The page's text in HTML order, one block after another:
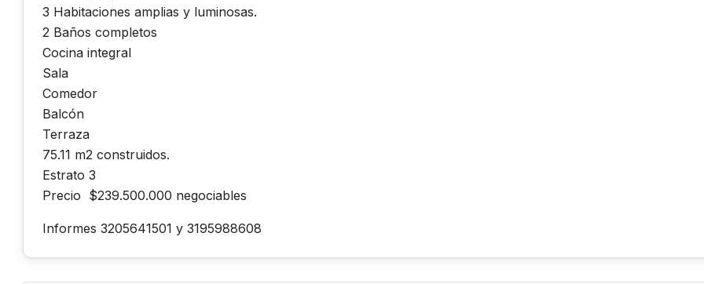
3 Habitaciones amplias y luminosas.
2 Baños completos
Cocina integral
Sala
Comedor
Balcón
Terraza
75.11 m2 construidos.
Estrato 3
Precio $239.500.000 negociables
Informes 3205641501 y 3195988608